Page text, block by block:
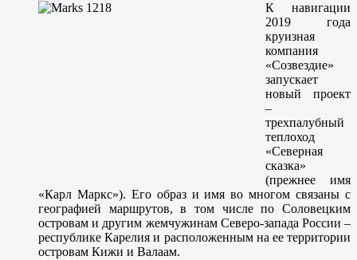
К навигации
2019 года
круизная
компания
«Созвездие»
запускает
новый проект
–
трехпалубный
теплоход
«Северная
сказка»
(прежнее имя
«Карл Маркс»). Его образ и имя во многом связаны с
географией маршрутов, в том числе по Соловецким
островам и другим жемчужинам Северо-запада России –
республике Карелия и расположенным на ее территории
островам Кижи и Валаам.